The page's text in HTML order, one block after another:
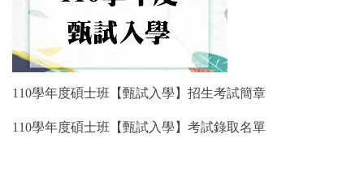
110學年度碩士班【甄試入學】招生考試簡章
110學年度碩士班【甄試入學】考試錄取名單